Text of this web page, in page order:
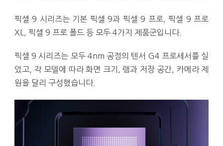
픽셀 9 시리즈는 기본 픽셀 9과 픽셀 9 프로, 픽셀 9 프로
XL, 픽셀 9 프로 폴드 등 모두 4가지 제품군입니다.
픽셀 9 시리즈는 모두 4nm 공정의 텐서 G4 프로세서를 실
었고, 각 모델에 따라 화면 크기, 램과 저장 공간, 카메라 제
원을 달리 구성했습니다.